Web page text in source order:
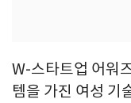
W-스타트업 어워
템을 가진 여성 기